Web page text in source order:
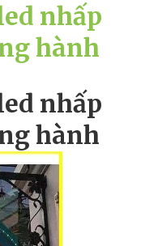
nhấp
hành
nhấp
hành